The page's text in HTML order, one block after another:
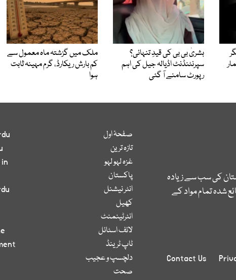
بشریٰ بی بی کی قیدِ تنہائی؟
سپرنٹنڈنٹ اڈیالہ جیل کی اہم
رپورٹ سامنے آ گئی
ملک میں گزشتہ ماہ معمول سے
کم بارش ریکارڈ، گرم مہینہ ثابت
ہوا
کی سب سے زیادہ
شدہ تمام مواد کے
Contact Us
صفحۂ اول
تازہ ترین
غزہ لہو لہو
پاکستان
انٹر نیشنل
کھیل
انٹرٹینمنٹ
لائف اسٹائل
ٹاپ ٹرینڈ
دلچسپ و عجیب
صحت